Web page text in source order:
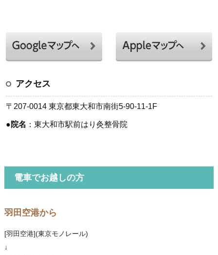
アクセス
〒207-0014 東京都東大和市南街5-90-11-1F
●院名 ：東大和市駅前はり灸整骨院
電車でお越しの方
羽田空港から
[羽田空港](東京モノレール)
↓